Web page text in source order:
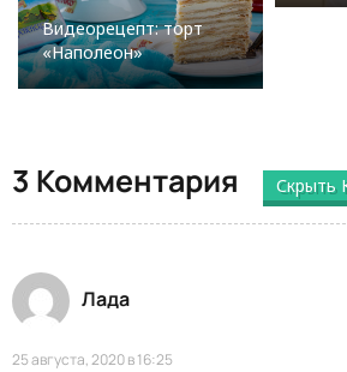
Видеорецепт: торт
«Наполеон»
3 Комментария Скрыть
Лада
25 августа, 2020 в 16:25